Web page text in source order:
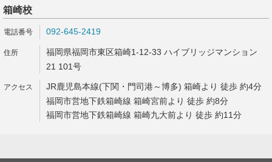
箱崎校
092-645-2419
福岡県福岡市東区箱崎1-12-33 ハイブリッジマンション
21 101号
JR鹿児島本線(下関・門司港～博多) 箱崎より 徒歩 約4分
福岡市営地下鉄箱崎線 箱崎宮前より 徒歩 約8分
福岡市営地下鉄箱崎線 箱崎九大前より 徒歩 約11分